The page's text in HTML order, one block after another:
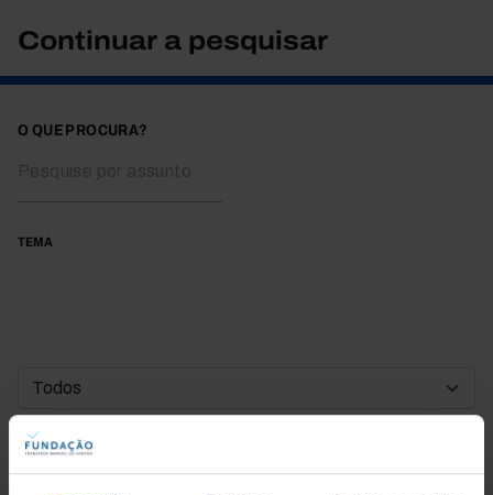
Continuar a pesquisar
O QUE PROCURA?
TEMA
DATA DE INÍCIO